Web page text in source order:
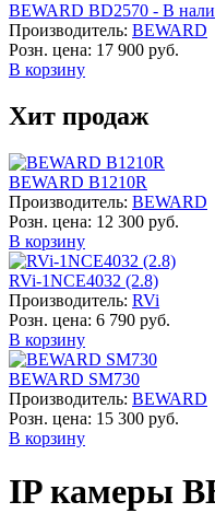
BEWARD BD2570 - В
Производитель: BEWARD
Розн. цена: 17 900 руб.
В корзину
Хит продаж
BEWARD B1210R
Производитель: BEWARD
Розн. цена: 12 300 руб.
В корзину
RVi-1NCE4032 (2.8)
Производитель: RVi
Розн. цена: 6 790 руб.
В корзину
BEWARD SM730
Производитель: BEWARD
Розн. цена: 15 300 руб.
В корзину
IP камеры